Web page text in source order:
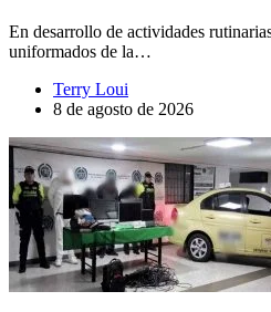
En desarrollo de actividades
uniformados de la…
Terry Loui
8 de agosto de 2026